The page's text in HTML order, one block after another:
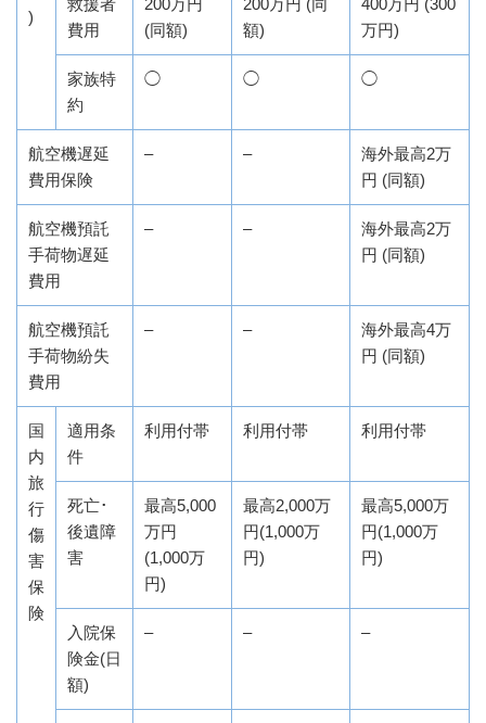
)
救援者
費用
200万円
(同額)
200万円 (同
額)
400万円 (300
万円)
家族特
約
◯ ◯ ◯
航空機遅延
費用保険
– –
海外最高2万
円 (同額)
航空機預託
手荷物遅延
費用
– –
海外最高2万
円 (同額)
航空機預託
手荷物紛失
費用
– –
海外最高4万
円 (同額)
国
内
旅
行
傷
害
保
険
適用条
件
利用付帯 利用付帯 利用付帯
死亡･
後遺障
害
最高5,000
万円
(1,000万
円)
最高2,000万
円(1,000万
円)
最高5,000万
円(1,000万
円)
入院保
険金(日
額)
– – –